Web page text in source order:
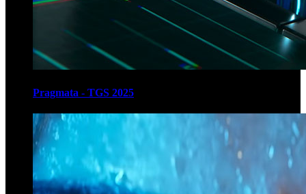
Pragmata - TGS 2025